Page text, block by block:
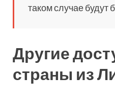
таком случае будут
Другие
страны из